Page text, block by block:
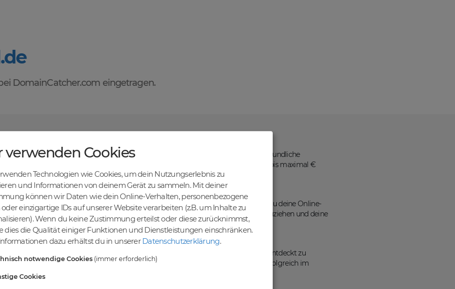
DomainCatcher.com eingetragen.
des Domainhandels mit DomainCatcher
dir alle Vorteile des Domainhandels zur Verfügung. Entdecke eine benutzerfreundliche
kaufen, verkaufen und recyceln kannst. Profitiere von fairen Nettopreisen bis maximal €
Abwicklung und sicheren Domaintransfers.
Online-Erfolg mit DomainCatcher
Schlüssel zum Online-Erfolg. Mit unserem breiten Angebot an Domains kannst du deine Online-
deine Zielgruppe gezielt ansprechen. Nutze die Möglichkeit, gezielten Traffic anzuziehen und deine
zu steigern.
vielfältigen Auswahl an Domains
du eine breite Auswahl an erstklassigen Domains, die darauf warten, von dir entdeckt zu
Möglichkeiten, um deine Online-Präsenz zu stärken und dein Geschäft erfolgreich im
Gemeinsam realisieren wir deinen Erfolg im Online-Bereich.
verwenden Cookies
Technologien wie Cookies, um dein Nutzungserlebnis zu
und Informationen von deinem Gerät zu sammeln. Mit deiner
können wir Daten wie dein Online-Verhalten, personenbezogene
einzigartige IDs auf unserer Website verarbeiten (z.B. um Inhalte zu
Wenn du keine Zustimmung erteilst oder diese zurücknimmst,
dies die Qualität einiger Funktionen und Dienstleistungen einschränken.
dazu erhältst du in unserer Datenschutzerklärung.
notwendige Cookies (immer erforderlich)
Cookies